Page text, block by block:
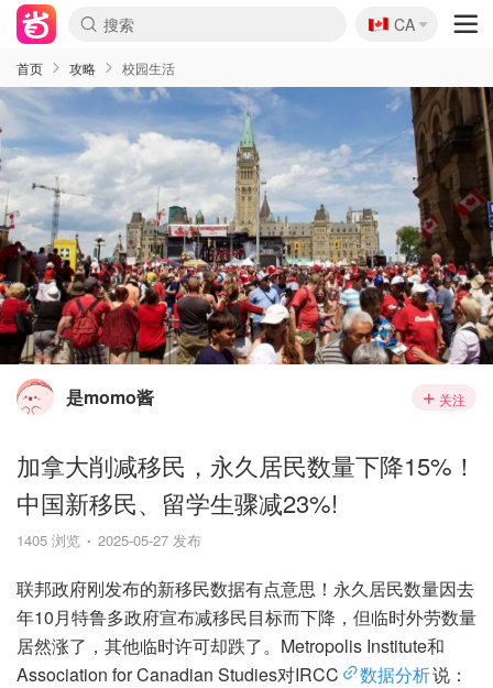
🇨🇦
CA
首页 攻略 校园生活
是momo酱 关注
加拿大削减移民，永久居民数量下降15%！
中国新移民、留学生骤减23%!
1405 浏览 2025-05-27 发布
联邦政府刚发布的新移民数据有点意思！永久居民数量因去
年10月特鲁多政府宣布减移民目标而下降，但临时外劳数量
居然涨了，其他临时许可却跌了。Metropolis Institute和
Association for Canadian Studies对IRCC
数据分析说：